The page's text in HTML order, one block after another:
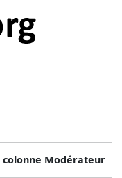
colonne Modérateur